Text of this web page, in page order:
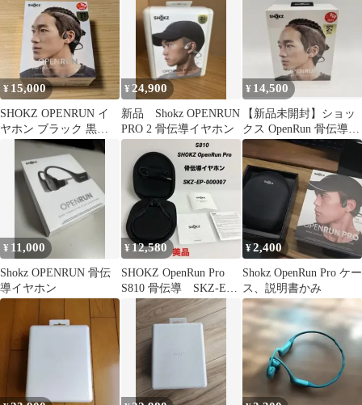
¥ 15,000
SHOKZ OPENRUN イ
ヤホン ブラック 黒
SKZ-EP-000003
¥ 24,900
新品 Shokz OPENRUN
PRO 2 骨伝導イヤホン
¥ 14,500
【新品未開封】ショッ
クス OpenRun 骨伝導イ
ヤホン オープンイヤー
¥ 11,000
Shokz OPENRUN 骨伝
導イヤホン
¥12,580
SHOKZ OpenRun Pro
S810 骨伝導 SKZ-EP-
000007
¥2,400
Shokz OpenRun Pro ケー
ス、説明書かみ